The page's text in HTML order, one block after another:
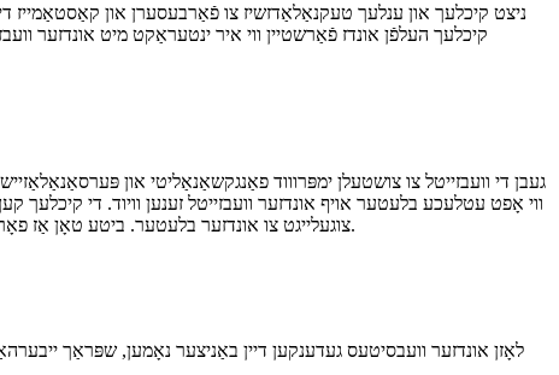
קיכלעך העלפֿן אונדז פֿאַרשטיין ווי איר ינטעראַקט מיט אונדזער
געבן די וועבזייטל צו צושטעלן ימפּרוווד פאַנגקשאַנאַליטי און
ווי אָפט עטלעכע בלעטער אויף אונדזער וועבזייטל זענען וויוד. די קיכלעך
צוגעלייגט צו אונדזער בלעטער. ביטע טאָן אַז פאָרשטעלונג קיכלעך אַרייַננעמען פאַנגקשאַנאַל קיכלעך. פֿאַר מער אינפֿאָרמאַציע אויף פאַנגקשאַנאַל קיכלעך, ביטע אָפּשיקן צו די קיכל פּאָליטיק.
לאָזן אונדזער וועבסיטעס געדענקען דיין באַניצער נאָמען, שפּראַך